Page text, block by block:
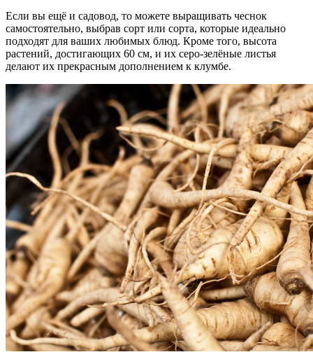
Если вы ещё и садовод, то можете выращивать чеснок
самостоятельно, выбрав сорт или сорта, которые идеально
подходят для ваших любимых блюд. Кроме того, высота
растений, достигающих 60 см, и их серо-зелёные листья
делают их прекрасным дополнением к клумбе.